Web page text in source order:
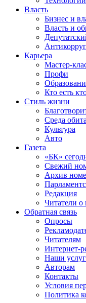
Власть
Бизнес и
Власть и
Карьера
Мастер-
Профи
Кто есть
Стиль жизни
Среда
Культура
Авто
Газета
«БК»
Свежий
Архив
Редакция
Читатели о
Обратная связь
Опросы
Читателям
Интернет-
Наши
Авторам
Контакты
Условия
Политика